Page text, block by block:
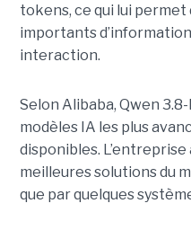
tokens, ce qui lui
importants
interaction.
Selon Alibaba, Qwen
modèles IA les plus
disponibles.
meilleures solutions du
que par quelques